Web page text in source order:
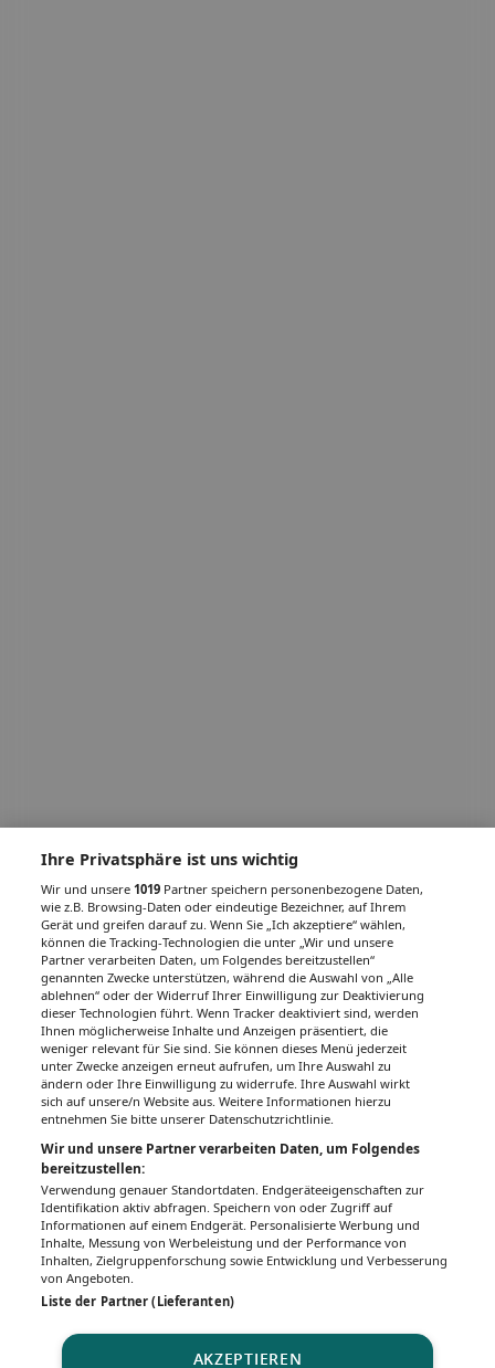
Ihre Privatsphäre ist uns wichtig
Wir und unsere1019 Partner speichern personenbezogene Daten,
wie z.B. Browsing-Daten oder eindeutige Bezeichner, auf Ihrem
Gerät und greifen darauf zu. Wenn Sie „Ich akzeptiere“ wählen,
können die Tracking-Technologien die unter „Wir und unsere
Partner verarbeiten Daten, um Folgendes bereitzustellen“
genannten Zwecke unterstützen, während die Auswahl von „Alle
ablehnen“ oder der Widerruf Ihrer Einwilligung zur Deaktivierung
dieser Technologien führt. Wenn Tracker deaktiviert sind, werden
Ihnen möglicherweise Inhalte und Anzeigen präsentiert, die
weniger relevant für Sie sind. Sie können dieses Menü jederzeit
unter Zwecke anzeigen erneut aufrufen, um Ihre Auswahl zu
ändern oder Ihre Einwilligung zu widerrufe. Ihre Auswahl wirkt
sich auf unsere/n Website aus. Weitere Informationen hierzu
entnehmen Sie bitte unserer Datenschutzrichtlinie.
Wir und unsere Partner verarbeiten Daten, um Folgendes
bereitzustellen:
Verwendung genauer Standortdaten. Endgeräteeigenschaften zur
Identifikation aktiv abfragen. Speichern von oder Zugriff auf
Informationen auf einem Endgerät. Personalisierte Werbung und
Inhalte, Messung von Werbeleistung und der Performance von
Inhalten, Zielgruppenforschung sowie Entwicklung und Verbesserung
von Angeboten.
Liste der Partner (Lieferanten)
AKZEPTIEREN